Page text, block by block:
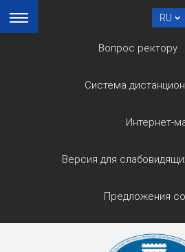
RU
Вопрос ректору
Система
Интернет-
Версия для
Предложения